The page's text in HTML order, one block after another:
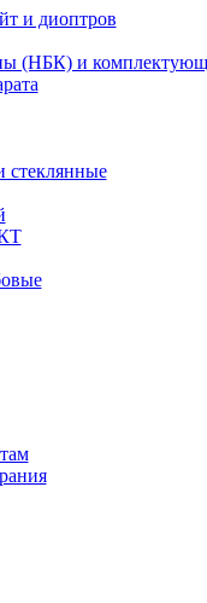
и диоптров
(НБК) и